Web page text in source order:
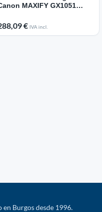
MAXIFY GX1051
€ IVA incl.
Burgos desde 1996.